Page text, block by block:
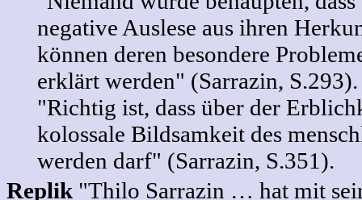
negative Auslese aus ihren
können deren besondere
erklärt werden" (Sarrazin, S.293).
"Richtig ist, dass über der
kolossale Bildsamkeit des
werden darf" (Sarrazin, S.351).
Replik "Thilo Sarrazin … hat mit